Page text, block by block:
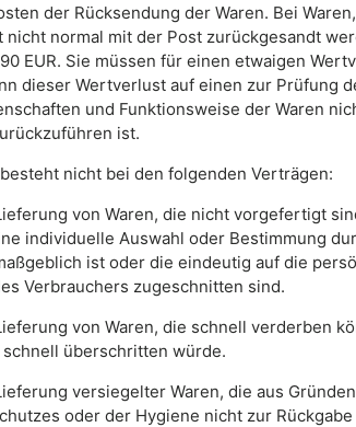
der Rücksendung der Waren. Bei
normal mit der Post zurückgesandt
EUR. Sie müssen für einen etwaigen
dieser Wertverlust auf einen zur Prüfung
und Funktionsweise der Waren
ist.
nicht bei den folgenden Verträgen:
von Waren, die nicht vorgefertigt
individuelle Auswahl oder Bestimmung
ist oder die eindeutig auf die
Verbrauchers zugeschnitten sind.
von Waren, die schnell verderben
überschritten würde.
versiegelter Waren, die aus
oder der Hygiene nicht zur